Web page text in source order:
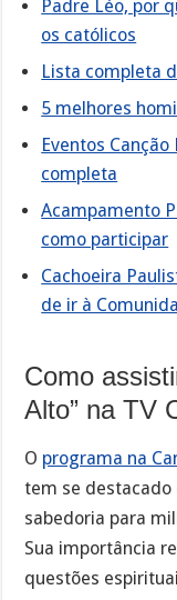
Padre Léo, por
os católicos
Lista completa
5 melhores
Eventos
completa
Acampamento
como participar
Cachoeira
de ir à
Como
Alto” na TV
O programa na
tem se destacado
sabedoria para
Sua importância
questões